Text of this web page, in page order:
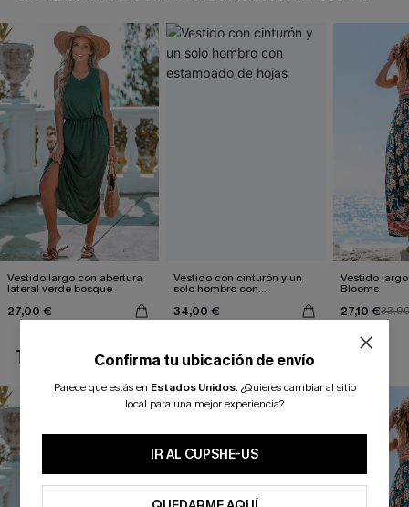
Vestido largo con abertura
lateral verde bosque
27,00 €
Vestido con cinturón y un
solo hombro con
34,00 €
Vestido
Blooms
27,10 €
TAMBIÉN TE PUEDE GUSTAR
Confirma tu ubicación de envío
Parece que estás en Estados Unidos. ¿Quieres cambiar al sitio
local para una mejor experiencia?
IR AL CUPSHE-US